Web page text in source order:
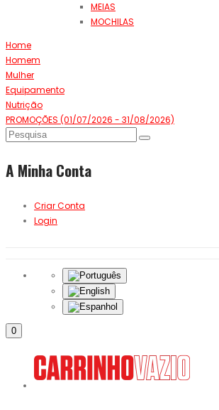
MEIAS
MOCHILAS
Home
Homem
Mulher
Equipamento
Nutrição
PROMOÇÕES (01/07/2026 - 31/08/2026)
A Minha Conta
Criar Conta
Login
0